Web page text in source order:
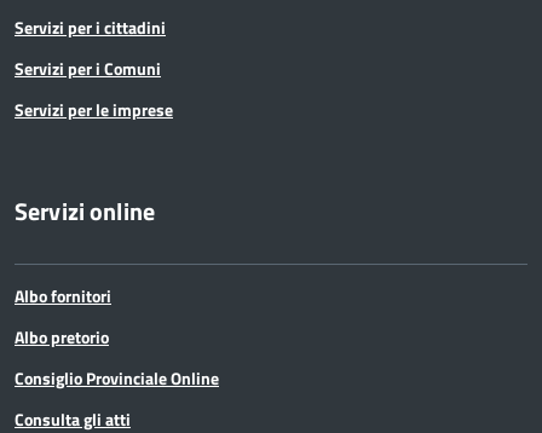
Servizi per i cittadini
Servizi per i Comuni
Servizi per le imprese
Servizi online
Albo fornitori
Albo pretorio
Consiglio Provinciale Online
Consulta gli atti